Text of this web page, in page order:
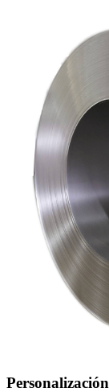
Personalización